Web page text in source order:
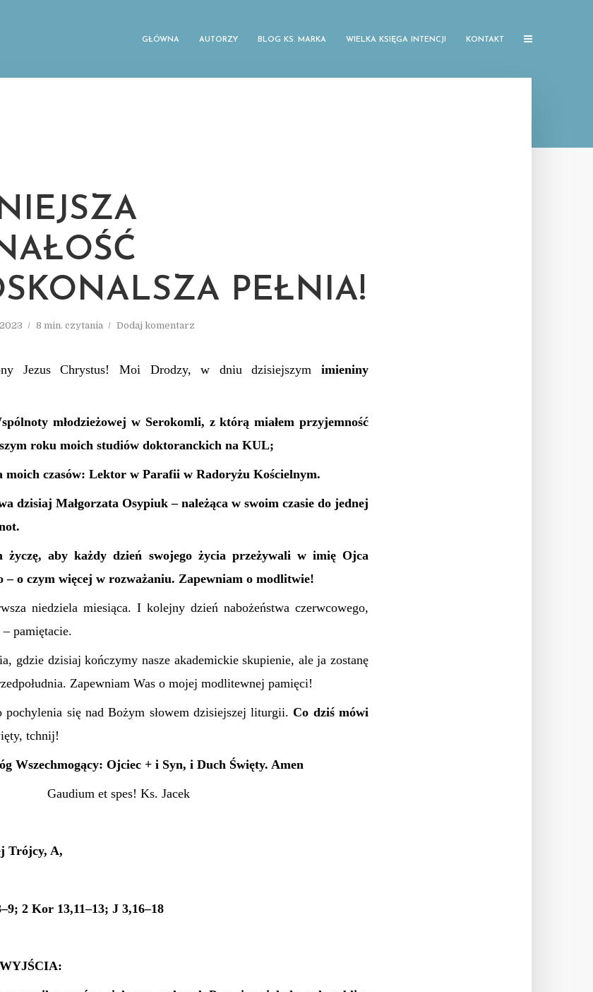
GŁÓWNA AUTORZY BLOG KS. MARKA WIELKA KSIĘGA INTENCJI KONTAKT
PEŁNIA!
8 min. czytania Dodaj komentarz
Jezus Chrystus! Moi Drodzy, w dniu dzisiejszym imieniny
młodzieżowej w Serokomli, z którą miałem przyjemność
roku moich studiów doktoranckich na KUL;
czasów: Lektor w Parafii w Radoryżu Kościelnym.
dzisiaj Małgorzata Osypiuk – należąca w swoim czasie do jednej
życzę, aby każdy dzień swojego życia przeżywali w imię Ojca
– o czym więcej w rozważaniu. Zapewniam o modlitwie!
niedziela miesiąca. I kolejny dzień nabożeństwa czerwcowego,
pamiętacie.
gdzie dzisiaj kończymy nasze akademickie skupienie, ale ja zostanę
Zapewniam Was o mojej modlitewnej pamięci!
pochylenia się nad Bożym słowem dzisiejszej liturgii.Co dziś mówi
tchnij!
Wszechmogący: Ojciec + i Syn, i Duch Święty. Amen
Gaudium et spes! Ks. Jacek
Trójcy, A,
2 Kor 13,11–13; J 3,16–18